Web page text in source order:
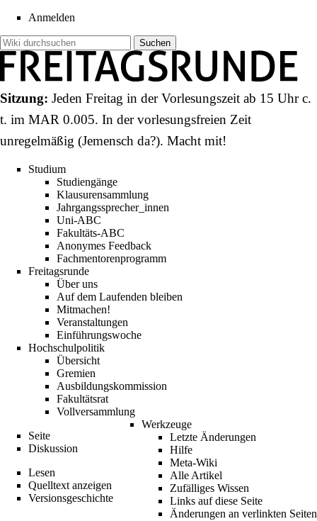
Anmelden
Sitzung: Jeden Freitag in der Vorlesungszeit ab 15 Uhr c.
t. im MAR 0.005. In der vorlesungsfreien Zeit
unregelmäßig (Jemensch da?). Macht mit!
Studium
Studiengänge
Klausurensammlung
Jahrgangssprecher_innen
Uni-ABC
Fakultäts-ABC
Anonymes Feedback
Fachmentorenprogramm
Freitagsrunde
Über uns
Auf dem Laufenden bleiben
Mitmachen!
Veranstaltungen
Einführungswoche
Hochschulpolitik
Übersicht
Gremien
Ausbildungskommission
Fakultätsrat
Vollversammlung
Werkzeuge
Letzte Änderungen
Hilfe
Meta-Wiki
Alle Artikel
Zufälliges Wissen
Links auf diese Seite
Änderungen an verlinkten Seiten
Seite
Diskussion
Lesen
Quelltext anzeigen
Versionsgeschichte